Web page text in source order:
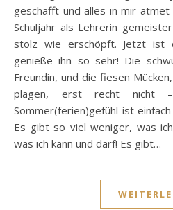
geschafft und alles in mir
Schuljahr als Lehrerin
stolz wie erschöpft. Jetzt ist
genieße ihn so sehr! Die
Freundin, und die fiesen
plagen, erst recht nicht
Sommer(ferien)gefühl ist
Es gibt so viel weniger, was
was ich kann und darf! Es gibt…